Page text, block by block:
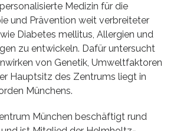
Medizin für die
und Prävention weit verbreiteter
Diabetes mellitus, Allergien und
zu entwickeln. Dafür untersucht
von Genetik, Umweltfaktoren
Hauptsitz des Zentrums liegt in
Münchens.
München beschäftigt rund